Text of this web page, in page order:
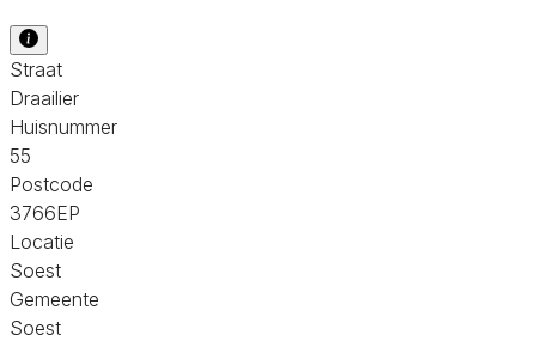
Straat
Draailier
Huisnummer
55
Postcode
3766EP
Locatie
Soest
Gemeente
Soest